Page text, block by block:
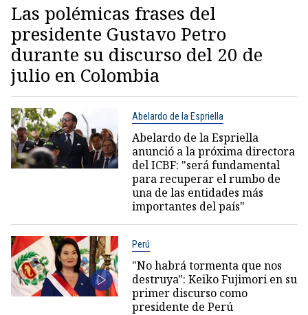
Las polémicas frases del
presidente Gustavo Petro
durante su discurso del 20 de
julio en Colombia
Abelardo de la Espriella
Abelardo de la Espriella
anunció a la próxima directora
del ICBF: "será fundamental
para recuperar el rumbo de
una de las entidades más
importantes del país"
Perú
"No habrá tormenta que nos
destruya": Keiko Fujimori en su
primer discurso como
presidente de Perú